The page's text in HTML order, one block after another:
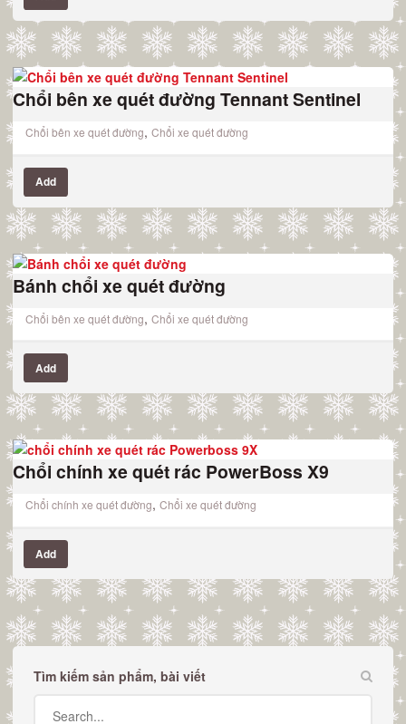
Chổi bên xe quét đường Tennant Sentinel
Chổi bên xe quét đường, Chổi xe quét đường
Add
Bánh chổi xe quét đường
Chổi bên xe quét đường, Chổi xe quét đường
Add
Chổi chính xe quét rác PowerBoss X9
Chổi chính xe quét đường, Chổi xe quét đường
Add
Tìm kiếm sản phẩm, bài viết